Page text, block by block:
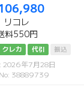
リコレ
料550円
クレカ 代引 振込
2026年7月28日
38889739